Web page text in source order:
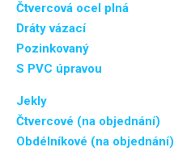
Čtvercová ocel plná
Dráty vázací
Pozinkovaný
S PVC úpravou
Jekly
Čtvercové (na objednání)
Obdélníkové (na objednání)